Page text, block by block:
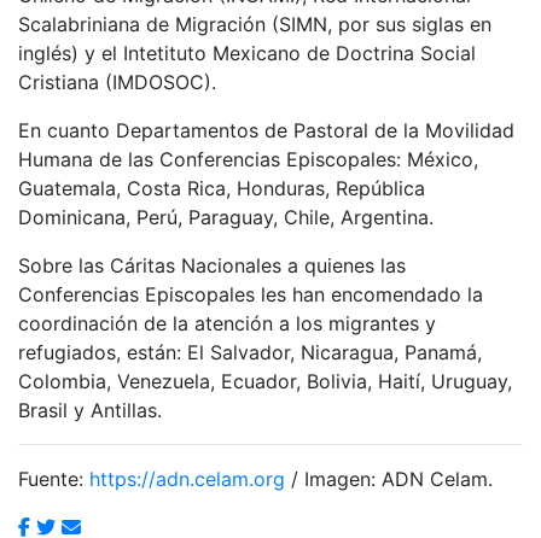
Scalabriniana de Migración (SIMN, por sus siglas en
inglés) y el Intetituto Mexicano de Doctrina Social
Cristiana (IMDOSOC).
En cuanto Departamentos de Pastoral de la Movilidad
Humana de las Conferencias Episcopales: México,
Guatemala, Costa Rica, Honduras, República
Dominicana, Perú, Paraguay, Chile, Argentina.
Sobre las Cáritas Nacionales a quienes las
Conferencias Episcopales les han encomendado la
coordinación de la atención a los migrantes y
refugiados, están: El Salvador, Nicaragua, Panamá,
Colombia, Venezuela, Ecuador, Bolivia, Haití, Uruguay,
Brasil y Antillas.
Fuente: https://adn.celam.org / Imagen: ADN Celam.